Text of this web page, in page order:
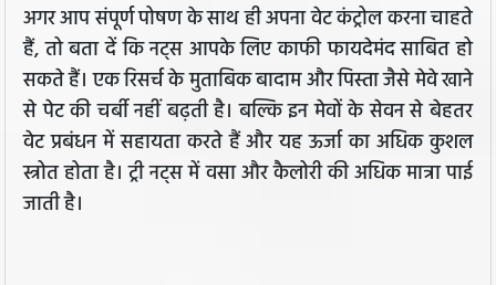
अगर आप संपूर्ण पोषण के साथ ही अपना वेट कंट्रोल करना चाहते
हैं, तो बता दें कि नट्स आपके लिए काफी फायदेमंद साबित हो
सकते हैं। एक रिसर्च के मुताबिक बादाम और पिस्ता जैसे मेवे खाने
से पेट की चर्बी नहीं बढ़ती है। बल्कि इन मेवों के सेवन से बेहतर
वेट प्रबंधन में सहायता करते हैं और यह ऊर्जा का अधिक कुशल
स्त्रोत होता है। ट्री नट्स में वसा और कैलोरी की अधिक मात्रा पाई
जाती है।